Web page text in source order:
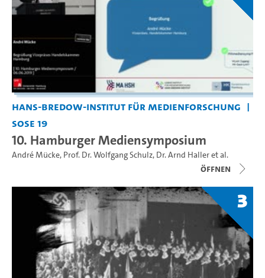
Hans-Bredow-Institut für Medienforschung
SoSe 19
10. Hamburger Mediensymposium
André Mücke, Prof. Dr. Wolfgang Schulz, Dr. Arnd Halleret al.
Öffnen
3